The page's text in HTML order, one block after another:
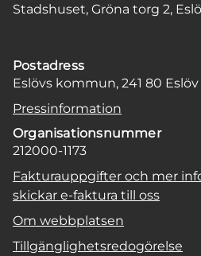
Stadshuset, Gröna torg 2,
Postadress
Eslövs kommun, 241 80 Eslöv
Pressinformation
Organisationsnummer
212000-1173
Fakturauppgifter och mer
skickar e-faktura till oss
Om webbplatsen
Tillgänglighetsredogörelse